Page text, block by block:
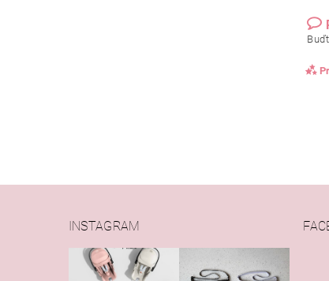
INSTAGRAM